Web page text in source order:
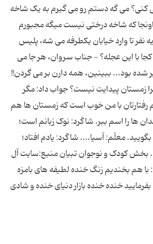
کنی؟ می گه دستم رو می گیرم به یک شاخه
که شاخه درختی نیست میگه مجبورم
تا وارد خیابان یكطرفه می شه، پلیس
با این عجله؟ - جناب سروان، هر جا می
شده بود... ببینین، همه دارن بر می گردن!!
زمستان پیدایت نیست؟ جواب داد: مگر
رفتارتان با من خوب است که زمستان ها هم
ها را اسم ببر. شاگرد: نوک زبانم است؛
معلّم: آسیا.... شاگرد: یادم افتاد؛
و ... بخش کودک و نوجوان تبیان منبع:سایت آل
هم بخندیم زنگ خنده لطیفه های بامزه
خنده خنده بازار دنیای خنده و شادی